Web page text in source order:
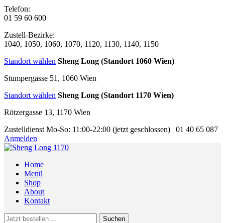
Telefon:
01 59 60 600
Zustell-Bezirke:
1040, 1050, 1060, 1070, 1120, 1130, 1140, 1150
Standort wählen Sheng Long (Standort 1060 Wien)
Stumpergasse 51, 1060 Wien
Standort wählen Sheng Long (Standort 1170 Wien)
Rötzergasse 13, 1170 Wien
Zustelldienst Mo-So: 11:00-22:00 (jetzt geschlossen) | 01 40 65 087
Anmelden
Home
Menü
Shop
About
Kontakt
Search